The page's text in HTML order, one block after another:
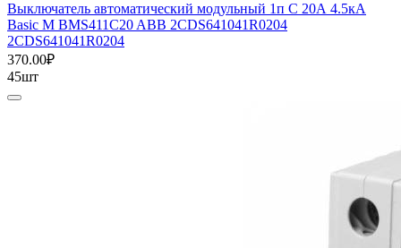
Выключатель автоматический модульный 1п C 20А 4.5кА
Basic M BMS411C20 ABB 2CDS641041R0204
2CDS641041R0204
370.00₽
45шт